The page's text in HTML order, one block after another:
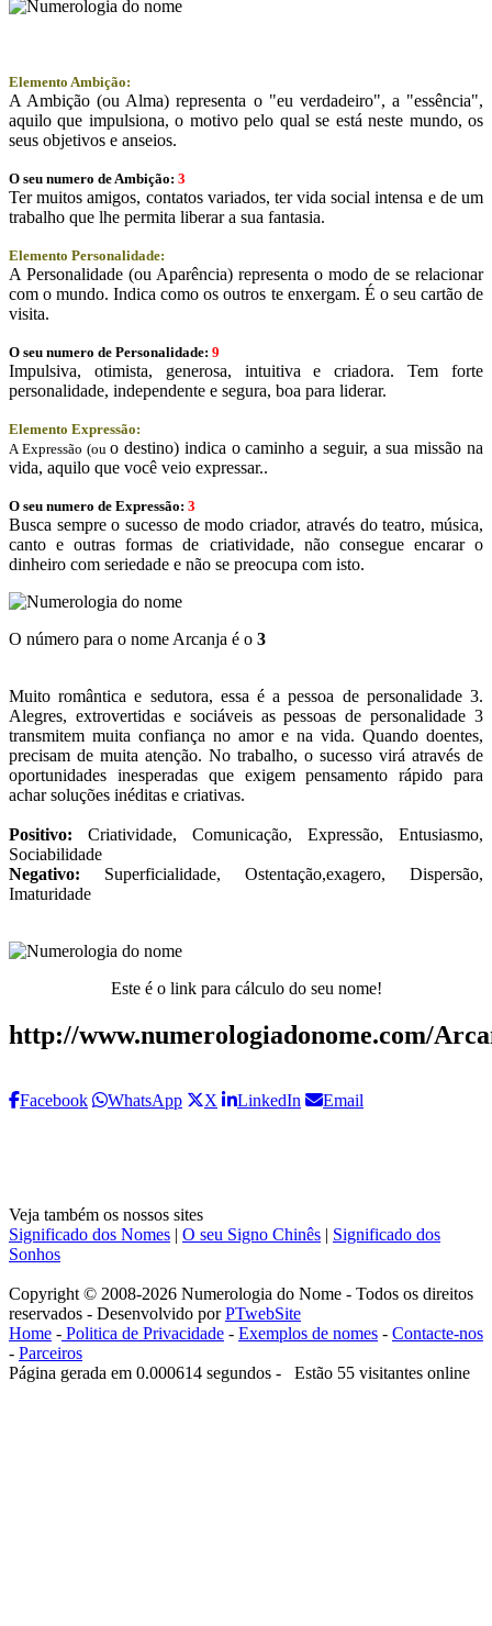
Elemento Ambição:
A Ambição (ou Alma) representa o "eu verdadeiro", a "essência",
aquilo que impulsiona, o motivo pelo qual se está neste mundo, os
seus objetivos e anseios.
O seu numero de Ambição: 3
Ter muitos amigos, contatos variados, ter vida social intensa e de um
trabalho que lhe permita liberar a sua fantasia.
Elemento Personalidade:
A Personalidade (ou Aparência) representa o modo de se relacionar
com o mundo. Indica como os outros te enxergam. É o seu cartão de
visita.
O seu numero de Personalidade: 9
Impulsiva, otimista, generosa, intuitiva e criadora. Tem forte
personalidade, independente e segura, boa para liderar.
Elemento Expressão:
A Expressão (ouo destino) indica o caminho a seguir, a sua missão na
vida, aquilo que você veio expressar..
O seu numero de Expressão: 3
Busca sempre o sucesso de modo criador, através do teatro, música,
canto e outras formas de criatividade, não consegue encarar o
dinheiro com seriedade e não se preocupa com isto.
O número para o nome Arcanja é o 3
Muito romântica e sedutora, essa é a pessoa de personalidade 3.
Alegres, extrovertidas e sociáveis as pessoas de personalidade 3
transmitem muita confiança no amor e na vida. Quando doentes,
precisam de muita atenção. No trabalho, o sucesso virá através de
oportunidades inesperadas que exigem pensamento rápido para
achar soluções inéditas e criativas.
Positivo: Criatividade, Comunicação, Expressão, Entusiasmo,
Sociabilidade
Negativo: Superficialidade, Ostentação,exagero, Dispersão,
Imaturidade
Este é o link para cálculo do seu nome!
http://www.numerologiadonome.com/
Facebook WhatsApp X LinkedIn Email
Veja também os nossos sites
Significado dos Nomes
O seu Signo Chinês
Significado dos
Sonhos
Copyright © 2008-2026 Numerologia do Nome - Todos os direitos
reservados - Desenvolvido porPTwebSite
Home - Politica de Privacidade - Exemplos de nomes - Contacte-nos
- Parceiros
Página gerada em 0.000614 segundos - Estão 55 visitantes online